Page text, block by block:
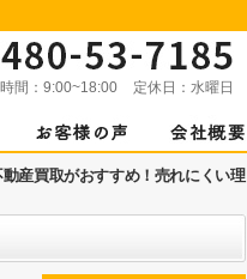
間： 9:00~18:00 定休日： 水曜日
産買取がおすすめ！売れにくい理